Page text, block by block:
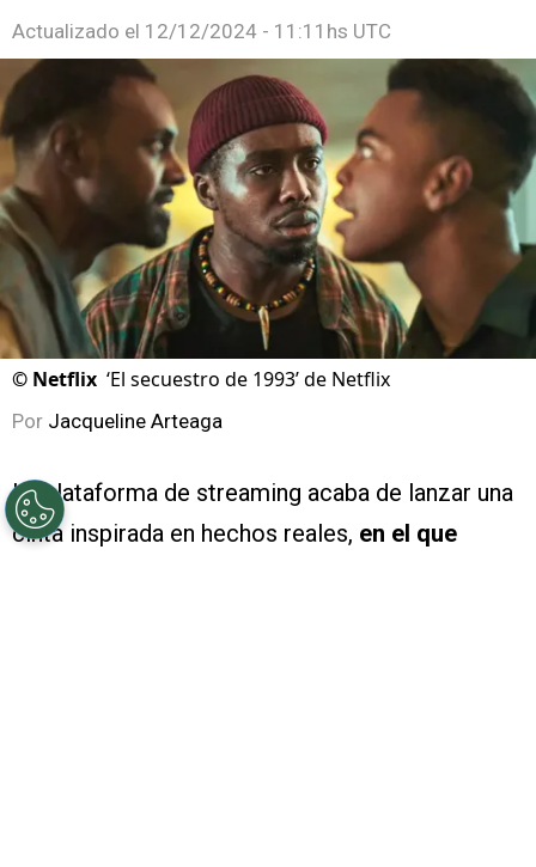
Actualizado el 12/12/2024 - 11:11hs UTC
© Netflix ‘El secuestro de 1993’ de Netflix
Por Jacqueline Arteaga
La plataforma de streaming acaba de lanzar una
cinta inspirada en hechos reales, en el que